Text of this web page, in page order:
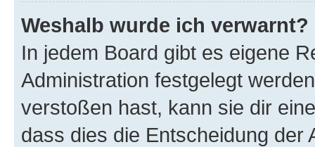
Weshalb wurde ich verwarnt?
In jedem Board gibt es eigene
Administration festgelegt
verstoßen hast, kann sie dir
dass dies die Entscheidung der